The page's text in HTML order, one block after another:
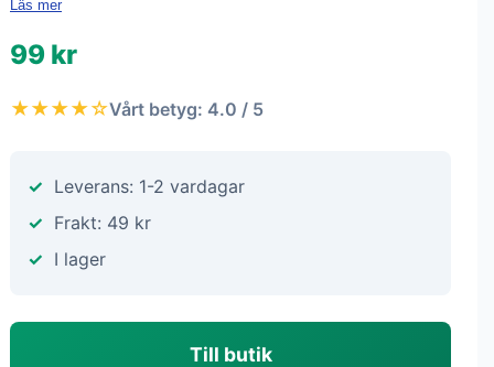
Läs mer
99 kr
★★★★☆Vårt betyg: 4.0 / 5
Leverans: 1-2 vardagar
Frakt: 49 kr
I lager
Till butik